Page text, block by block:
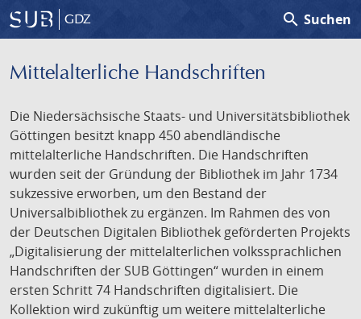
GDZ search Suchen
Mittelalterliche Handschriften
Die Niedersächsische Staats- und Universitätsbibliothek
Göttingen besitzt knapp 450 abendländische
mittelalterliche Handschriften. Die Handschriften
wurden seit der Gründung der Bibliothek im Jahr 1734
sukzessive erworben, um den Bestand der
Universalbibliothek zu ergänzen. Im Rahmen des von
der Deutschen Digitalen Bibliothek geförderten Projekts
„Digitalisierung der mittelalterlichen volkssprachlichen
Handschriften der SUB Göttingen“ wurden in einem
ersten Schritt 74 Handschriften digitalisiert. Die
Kollektion wird zukünftig um weitere mittelalterliche